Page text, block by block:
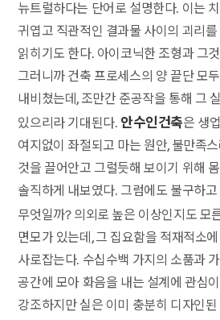
뉴트럴하다는 단어로 설명한다. 이는
귀엽고 직관적인 결과물 사이의 괴리
읽히기도 한다. 아이코닉한 조형과 그
그러니까 건축 프로세스의 양 끝단 모
내비쳤는데, 조만간 준공작을 통해 그
있으리라 기대된다. 안수인건축은 생
여지없이 좌절되고 마는 원안, 불만족
것을 끌어안고 그럴듯해 보이기 위해
솔직하게 내보였다. 그럼에도 불구하
무엇일까? 의외로 높은 이상인지도 모
면모가 있는데, 그 집요함을 적재적소
사로잡는다. 수십수백 가지의 소품과
공간에 모아 화음을 내는 설계에 관심
강조하지만 실은 이미 충분히 디자인